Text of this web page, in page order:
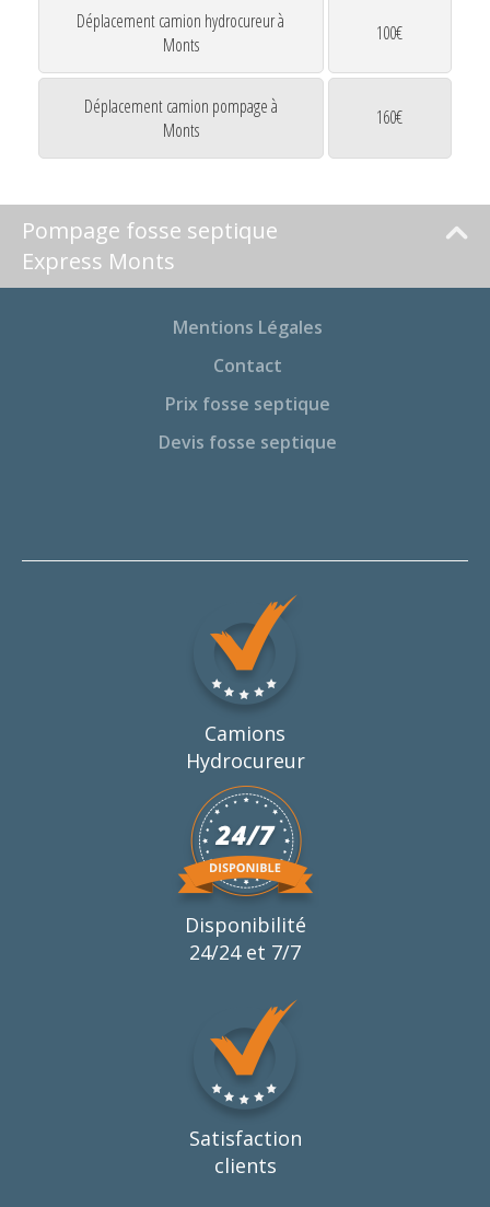
Déplacement camion hydrocureur à
Monts
100€
Déplacement camion pompage à
Monts
160€
Pompage fosse septique
Express Monts
Mentions Légales
Contact
Prix fosse septique
Devis fosse septique
Camions
Hydrocureur
Disponibilité
24/24 et 7/7
Satisfaction
clients